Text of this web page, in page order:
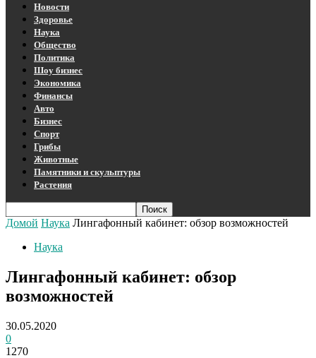
Новости
Здоровье
Наука
Общество
Политика
Шоу бизнес
Экономика
Финансы
Авто
Бизнес
Спорт
Грибы
Животные
Памятники и скульптуры
Растения
Домой Наука Лингафонный кабинет: обзор возможностей
Наука
Лингафонный кабинет: обзор
возможностей
30.05.2020
0
1270